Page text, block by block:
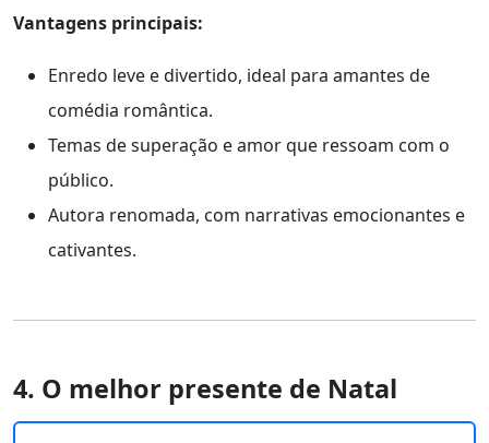
Vantagens principais:
Enredo leve e divertido, ideal para amantes de
comédia romântica.
Temas de superação e amor que ressoam com o
público.
Autora renomada, com narrativas emocionantes e
cativantes.
4. O melhor presente de Natal